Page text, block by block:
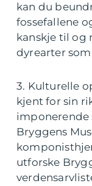
kan du
fossefallene
kanskje til og
dyrearter
3. Kulturelle
kjent for sin
imponerende
Bryggens
utforske